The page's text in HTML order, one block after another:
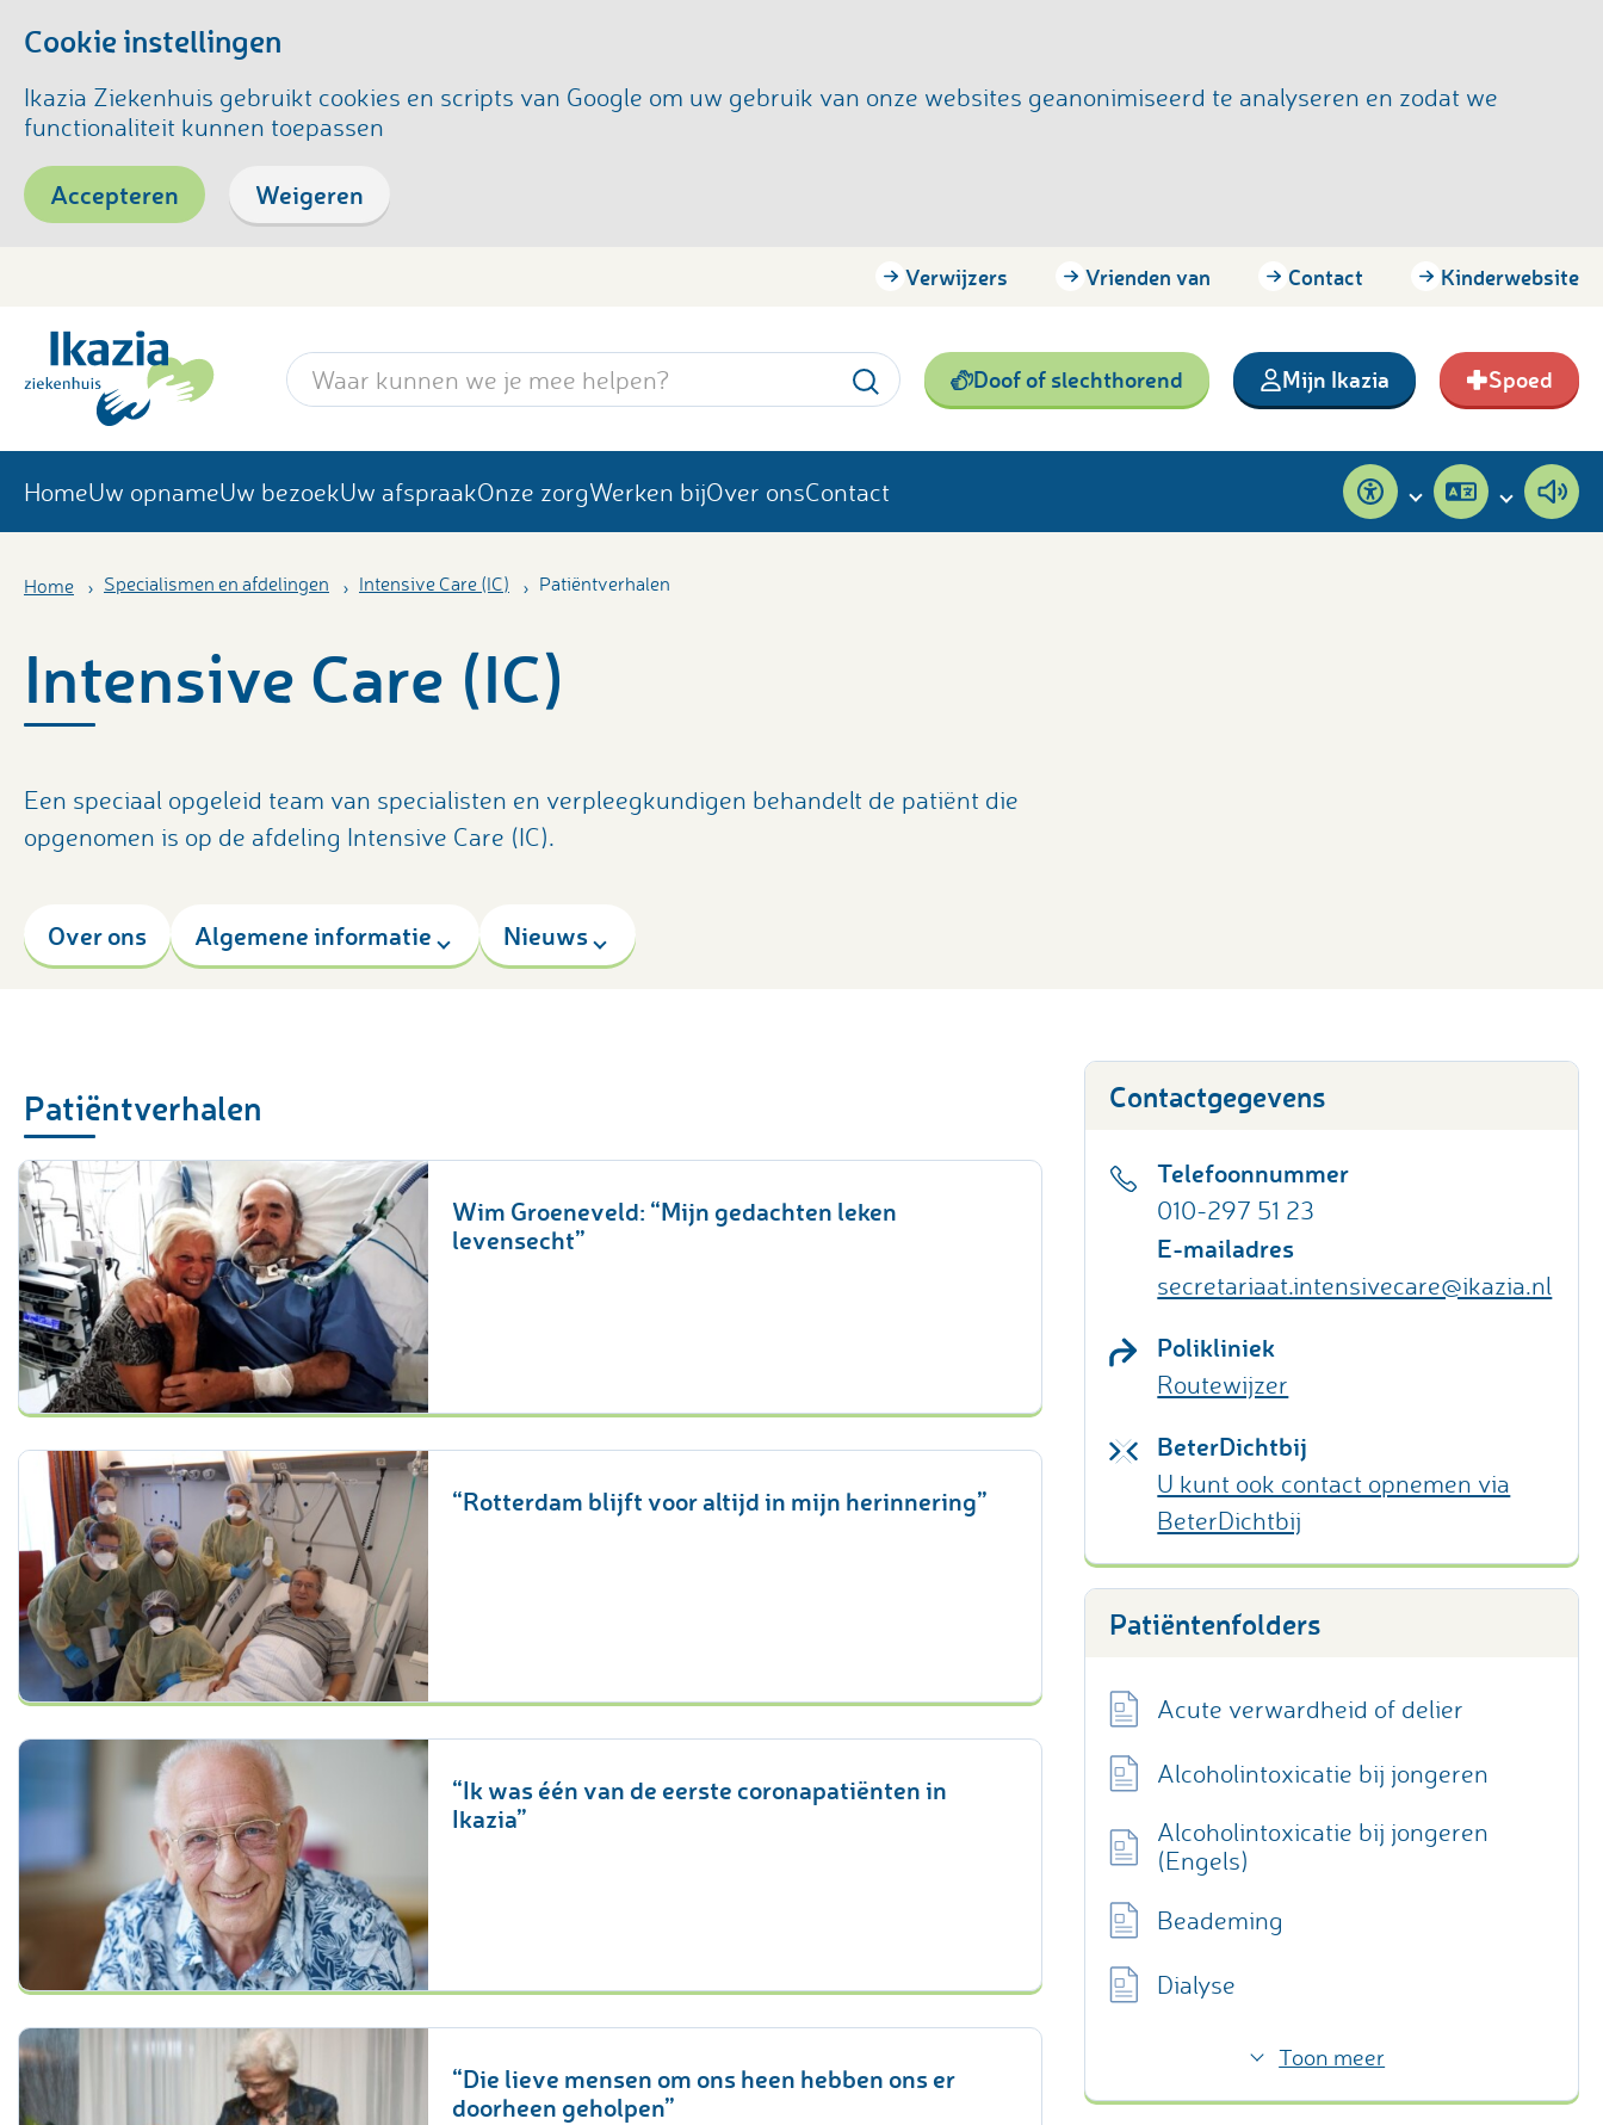
Cookie instellingen
Ikazia Ziekenhuis gebruikt cookies en scripts van Google om uw gebruik van onze websites geanonimiseerd te analyseren en zodat we
functionaliteit kunnen toepassen
Accepteren Weigeren
Verwijzers Vrienden van Contact Kinderwebsite
Zoekwoord Doof of slechthorend Mijn Ikazia Spoed
HomeUw opnameUw bezoekUw afspraakOnze zorgWerken bijOver onsContact Toegankelijkheid
Pagina
vertalen
Home Specialismen en afdelingen Intensive Care (IC) Patiëntverhalen
Intensive Care (IC)
Een speciaal opgeleid team van specialisten en verpleegkundigen behandelt de patiënt die
opgenomen is op de afdeling Intensive Care (IC).
Over ons Algemene informatie Nieuws
Patiëntverhalen
Wim Groeneveld: “Mijn gedachten leken
levensecht”
“Rotterdam blijft voor altijd in mijn herinnering”
“Ik was één van de eerste coronapatiënten in
Ikazia”
“Die lieve mensen om ons heen hebben ons er
doorheen geholpen”
Contactgegevens
Telefoonnummer
010-297 51 23
E-mailadres
secretariaat.intensivecare@ikazia.nl
Polikliniek
Routewijzer
BeterDichtbij
U kunt ook contact opnemen via
BeterDichtbij
Patiëntenfolders
Acute verwardheid of delier
Alcoholintoxicatie bij jongeren
Alcoholintoxicatie bij jongeren
(Engels)
Beademing
Dialyse
Toon meer